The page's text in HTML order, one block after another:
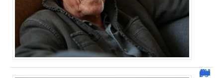
Dafont Police : guide complet pour télécharger !